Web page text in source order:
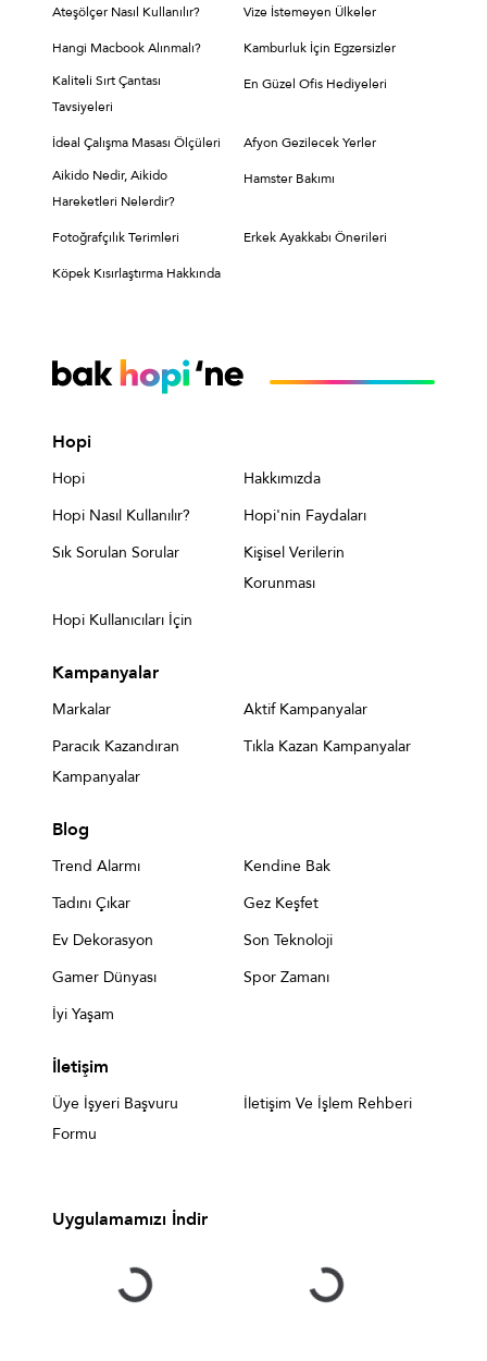
Ateşölçer Nasıl Kullanılır? Vize İstemeyen Ülkeler
Hangi Macbook Alınmalı?
Kamburluk İçin Egzersizler
Kaliteli Sırt Çantası
Tavsiyeleri
En Güzel Ofis Hediyeleri
İdeal Çalışma Masası Ölçüleri
Afyon Gezilecek Yerler
Aikido Nedir, Aikido
Hareketleri Nelerdir?
Hamster Bakımı
Fotoğrafçılık Terimleri Erkek Ayakkabı Önerileri
Köpek Kısırlaştırma Hakkında
Hopi
Hopi
Hakkımızda
Hopi Nasıl Kullanılır?
Hopi'nin Faydaları
Sık Sorulan Sorular
Kişisel Verilerin
Korunması
Hopi Kullanıcıları İçin
Kampanyalar
Markalar
Aktif Kampanyalar
Paracık Kazandıran
Kampanyalar
Tıkla Kazan Kampanyalar
Blog
Trend Alarmı
Kendine Bak
Tadını Çıkar
Gez Keşfet
Ev Dekorasyon
Son Teknoloji
Gamer Dünyası
Spor Zamanı
İyi Yaşam
İletişim
Üye İşyeri Başvuru
Formu
İletişim Ve İşlem Rehberi
Uygulamamızı İndir